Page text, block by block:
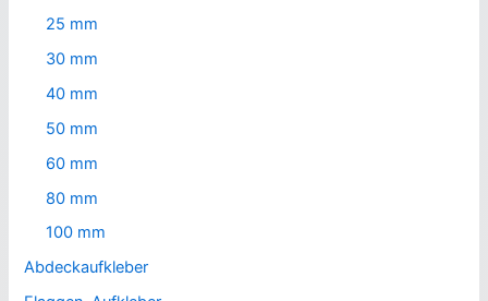
25 mm
30 mm
40 mm
50 mm
60 mm
80 mm
100 mm
Abdeckaufkleber